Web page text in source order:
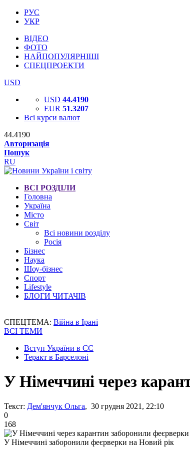
РУС
УКР
ВІДЕО
ФОТО
НАЙПОПУЛЯРНІШІ
СПЕЦПРОЕКТИ
USD
USD 44.4190
EUR 51.3207
Всі курси валют
44.4190
Авторизація
Пошук
RU
ВСІ РОЗДІЛИ
Головна
Україна
Місто
Світ
Всі новини розділу
Росія
Бізнес
Наука
Шоу-бізнес
Спорт
Lifestyle
БЛОГИ ЧИТАЧІВ
СПЕЦТЕМА: Війна в Ірані
ВСІ ТЕМИ
Вступ України в ЄС
Теракт в Барселоні
У Німеччині через
Текст: Дем'янчук Ольга, 30 грудня 2021, 22:10
0
168
У Німеччині заборонили феєрверки на Новий рік